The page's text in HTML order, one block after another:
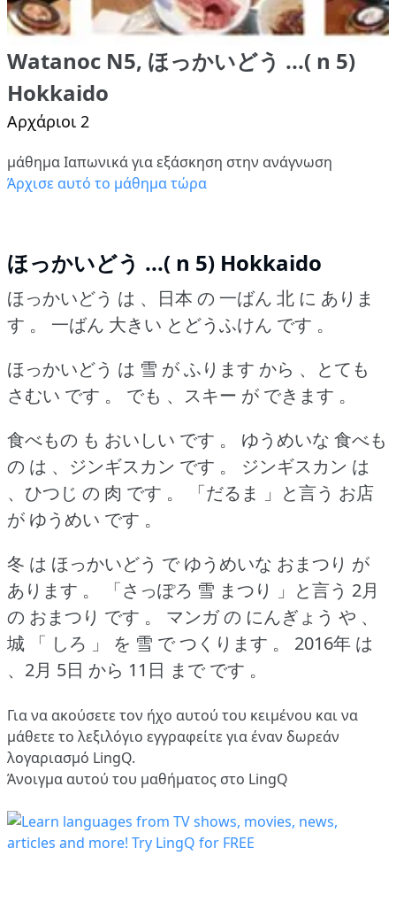
Watanoc N5, ほっかいどう ...( n 5)
Hokkaido
Αρχάριοι 2
μάθημα Ιαπωνικά για εξάσκηση στην ανάγνωση
Άρχισε αυτό το μάθημα τώρα
ほっかいどう ...( n 5) Hokkaido
ほっかいどう は 、日本 の 一ばん 北 に ありま
す 。
一ばん 大きい とどうふけん です 。
ほっかいどう は 雪 が ふります から 、とても
さむい です 。
でも 、スキー が できます 。
食べもの も おいしい です 。
ゆうめいな 食べも
の は 、ジンギスカン です 。
ジンギスカン は
、ひつじ の 肉 です 。
「だるま 」と言う お店
が ゆうめい です 。
冬 は ほっかいどう で ゆうめいな おまつり が
あります 。
「さっぽろ 雪 まつり 」と言う 2月
の おまつり です 。
マンガ の にんぎょう や 、
城 「 しろ 」 を 雪 で つくります 。
2016年 は
、2月 5日 から 11日 まで です 。
Για να ακούσετε τον ήχο αυτού του κειμένου και να
μάθετε το λεξιλόγιο εγγραφείτε για έναν δωρεάν
λογαριασμό LingQ.
Άνοιγμα αυτού του μαθήματος στο LingQ